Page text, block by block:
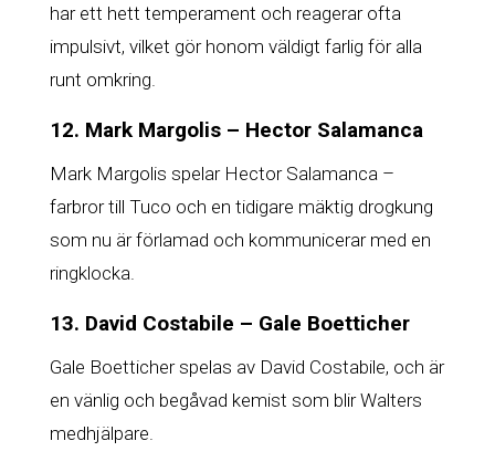
har ett hett temperament och reagerar ofta
impulsivt, vilket gör honom väldigt farlig för alla
runt omkring.
12. Mark Margolis – Hector Salamanca
Mark Margolis spelar Hector Salamanca –
farbror till Tuco och en tidigare mäktig drogkung
som nu är förlamad och kommunicerar med en
ringklocka.
13. David Costabile – Gale Boetticher
Gale Boetticher spelas av David Costabile, och är
en vänlig och begåvad kemist som blir Walters
medhjälpare.